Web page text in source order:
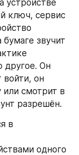
устройстве
ключ, сервис
звучит
другое. Он
войти, он
или смотрит в
разрешён.
в
одного